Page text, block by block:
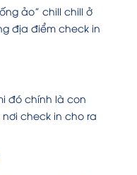
ảo” chill chill ở
địa điểm check in
đó chính là con
check in cho ra